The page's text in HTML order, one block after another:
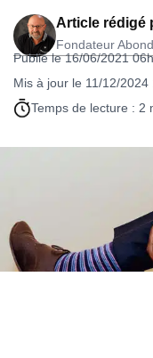
Article rédigé
Fondateur
Publié le 16/06/2021
Mis à jour le 11/12/2024
Temps de lecture : 2